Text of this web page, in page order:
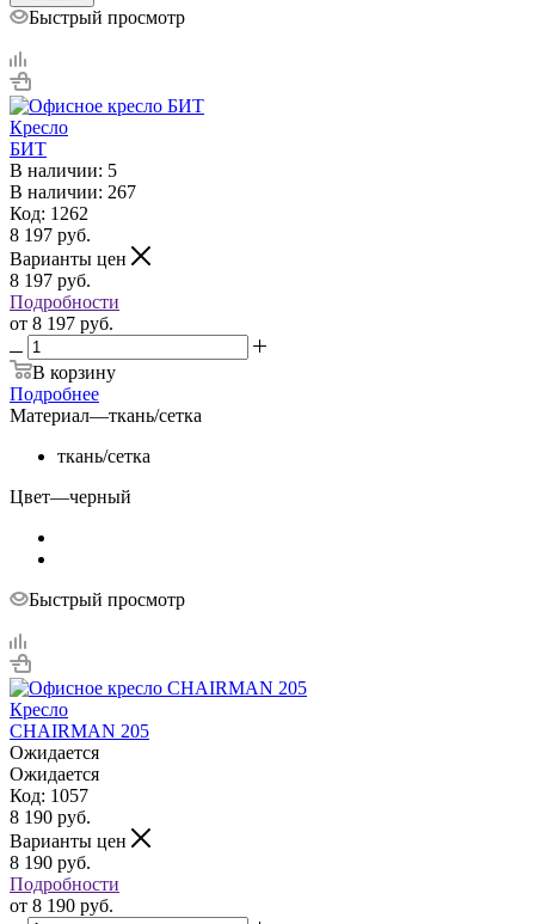
Быстрый просмотр
Кресло
БИТ
В наличии: 5
В наличии: 267
Код: 1262
8 197 руб.
Варианты цен
8 197 руб.
Подробности
от 8 197 руб.
В корзину
Подробнее
Материал—ткань/сетка
ткань/сетка
Цвет—черный
Быстрый просмотр
Кресло
CHAIRMAN 205
Ожидается
Ожидается
Код: 1057
8 190 руб.
Варианты цен
8 190 руб.
Подробности
от 8 190 руб.